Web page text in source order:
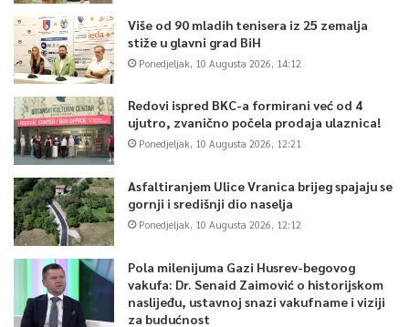
Više od 90 mladih tenisera iz 25 zemalja
stiže u glavni grad BiH
Ponedjeljak, 10 Augusta 2026, 14:12
Redovi ispred BKC-a formirani već od 4
ujutro, zvanično počela prodaja ulaznica!
Ponedjeljak, 10 Augusta 2026, 12:21
Asfaltiranjem Ulice Vranica brijeg spajaju se
gornji i središnji dio naselja
Ponedjeljak, 10 Augusta 2026, 12:12
Pola milenijuma Gazi Husrev-begovog
vakufa: Dr. Senaid Zaimović o historijskom
naslijeđu, ustavnoj snazi vakufname i viziji
za budućnost